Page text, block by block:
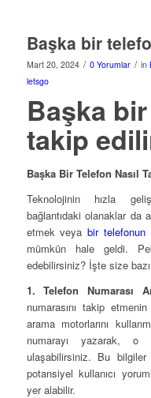
Başka bir
Mart 20, 2024 / 0 Yorumlar / in
letsgo
Başka
takip
Başka Bir Telefon Nasıl
Teknolojinin hızla
bağlantıdaki olanaklar da
etmek veyabir telefonun
mümkün hale geldi.
edebilirsiniz? İşte size bazı
1. Telefon Numarası
numarasını takip
arama motorlarını
numarayı yazarak, o
ulaşabilirsiniz. Bu
potansiyel kullanıcı
yer alabilir.